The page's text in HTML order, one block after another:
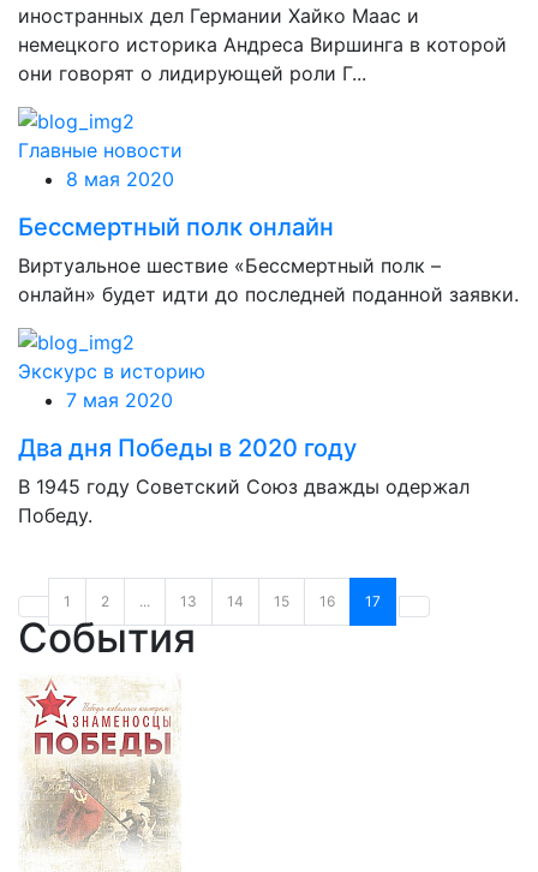
иностранных дел Германии Хайко Маас и
немецкого историка Андреса Виршинга в которой
они говорят о лидирующей роли Г...
Главные новости
8 мая 2020
Бессмертный полк онлайн
Виртуальное шествие «Бессмертный полк –
онлайн» будет идти до последней поданной заявки.
Экскурс в историю
7 мая 2020
Два дня Победы в 2020 году
В 1945 году Советский Союз дважды одержал
Победу.
1 2 ... 13 14 15 16 17
События